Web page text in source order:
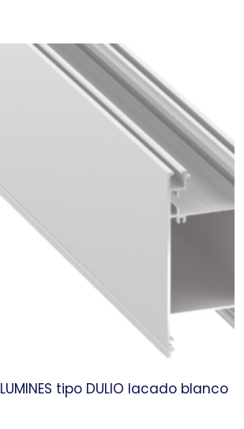
tipo DULIO lacado blanco